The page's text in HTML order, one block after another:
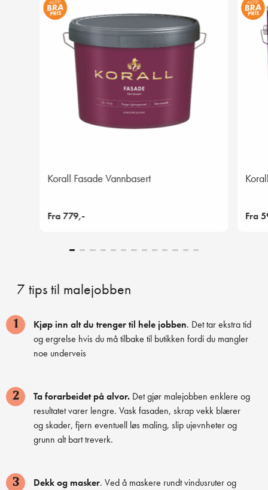
Korall Fasade Vannbasert
Fra 779,- Fra
7 tips til malejobben
1 Kjøp inn alt du trenger til hele jobben. Det tar ekstra tid
og ergrelse hvis du må tilbake til butikken fordi du mangler
noe underveis
2 Ta forarbeidet på alvor. Det gjør malejobben enklere og
resultatet varer lengre. Vask fasaden, skrap vekk blærer
og skader, fjern eventuell løs maling, slip ujevnheter og
grunn alt bart treverk.
3 Dekk og masker. Ved å maskere rundt vindusruter og